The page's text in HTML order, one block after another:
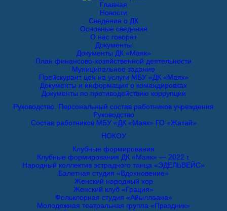
Главная
Новости
Сведения о ДК
Основные сведения
О нас говорят
Документы
Документы ДК «Маяк»
План финансово-хозяйственной деятельности
Муниципальное задание
Прейскурант цен на услуги МБУ «ДК «Маяк»
Документы и информация о командировках
Документы по противодействию коррупции
Руководство. Персональный состав работников учреждения
Руководство
Состав работников МБУ «ДК «Маяк» ГО «Жатай»
НОКОУ
Клубные формирования
Клубные формирования ДК «Маяк» — 2022 г.
Народный коллектив эстрадного танца «ЭДЕЛЬВЕЙС»
Балетная студия «Вдохновение»
Женский народный хор
Женский клуб «Грация»
Фольклорная студия «Айыллаана»
Молодежная театральная группа «Праздник»